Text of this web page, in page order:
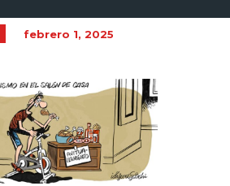
febrero 1, 2025